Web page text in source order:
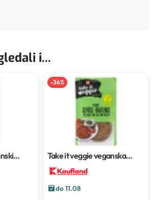
i...
-36%
Take it veggie veganska
do 11.08